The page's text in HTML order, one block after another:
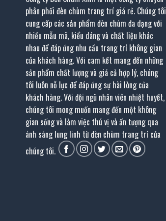
phân phối đèn chùm trang trí giá rẻ. Chúng tôi
cung cấp các sản phẩm đèn chùm đa dạng với
nhiều mẫu mã, kiểu dáng và chất liệu khác
nhau để đáp ứng nhu cầu trang trí không gian
của khách hàng. Với cam kết mang đến những
sản phẩm chất lượng và giá cả hợp lý, chúng
tôi luôn nỗ lực để đáp ứng sự hài lòng của
khách hàng. Với đội ngũ nhân viên nhiệt huyết,
chúng tôi mong muốn mang đến một không
gian sống và làm việc thú vị và ấn tượng qua
ánh sáng lung linh từ đèn chùm trang trí của
chúng tôi.